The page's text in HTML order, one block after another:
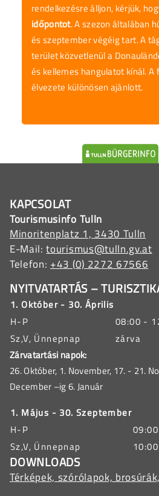
rendelkezésre álljon, kérjük,
időpontot. A szezon általában
és szeptember végéig tart. A
terület közvetlenül a
és kellemes hangulatot kínál.
élvezete különösen ajánlott.
KAPCSOLAT
Tourismusinfo Tulln
Minoritenplatz 1, 3430 Tulln
E-Mail:tourismus@tulln.gv.at
Telefon: +43 (0) 2272 67566
NYITVATARTÁS –
1. Október - 30. Április
H-P
08:00 -
Sz,V, Ünnepnap
zárva
Zárvatartási napok:
26. Október, 1. November, 17. - 21.
December –ig 6. Január
1. Május - 30. Szeptember
H-P
Sz,V, Ünnepnap
DOWNLOADS
Térképek, szórólapok,